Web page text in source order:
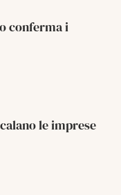
conferma i
le imprese